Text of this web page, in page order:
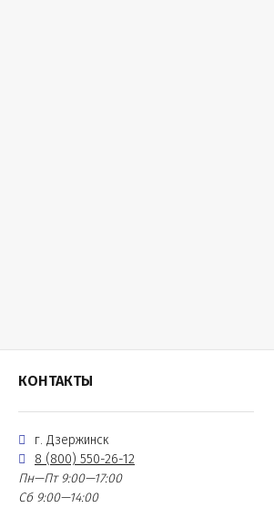
КОНТАКТЫ
г. Дзержинск
8 (800) 550-26-12
Пн—Пт 9:00—17:00
Сб 9:00—14:00